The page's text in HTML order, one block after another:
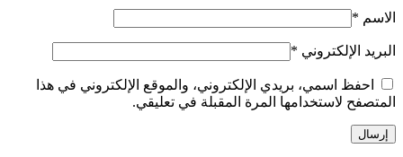
الاسم *
البريد الإلكتروني *
احفظ اسمي، بريدي الإلكتروني، والموقع الإلكتروني في هذا
المتصفح لاستخدامها المرة المقبلة في تعليقي.